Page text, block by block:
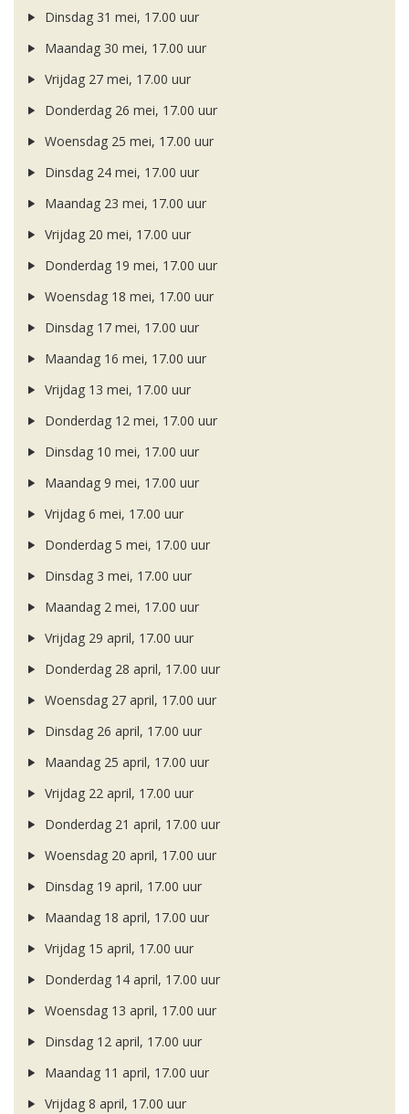
Dinsdag 31 mei, 17.00 uur
Maandag 30 mei, 17.00 uur
Vrijdag 27 mei, 17.00 uur
Donderdag 26 mei, 17.00 uur
Woensdag 25 mei, 17.00 uur
Dinsdag 24 mei, 17.00 uur
Maandag 23 mei, 17.00 uur
Vrijdag 20 mei, 17.00 uur
Donderdag 19 mei, 17.00 uur
Woensdag 18 mei, 17.00 uur
Dinsdag 17 mei, 17.00 uur
Maandag 16 mei, 17.00 uur
Vrijdag 13 mei, 17.00 uur
Donderdag 12 mei, 17.00 uur
Dinsdag 10 mei, 17.00 uur
Maandag 9 mei, 17.00 uur
Vrijdag 6 mei, 17.00 uur
Donderdag 5 mei, 17.00 uur
Dinsdag 3 mei, 17.00 uur
Maandag 2 mei, 17.00 uur
Vrijdag 29 april, 17.00 uur
Donderdag 28 april, 17.00 uur
Woensdag 27 april, 17.00 uur
Dinsdag 26 april, 17.00 uur
Maandag 25 april, 17.00 uur
Vrijdag 22 april, 17.00 uur
Donderdag 21 april, 17.00 uur
Woensdag 20 april, 17.00 uur
Dinsdag 19 april, 17.00 uur
Maandag 18 april, 17.00 uur
Vrijdag 15 april, 17.00 uur
Donderdag 14 april, 17.00 uur
Woensdag 13 april, 17.00 uur
Dinsdag 12 april, 17.00 uur
Maandag 11 april, 17.00 uur
Vrijdag 8 april, 17.00 uur